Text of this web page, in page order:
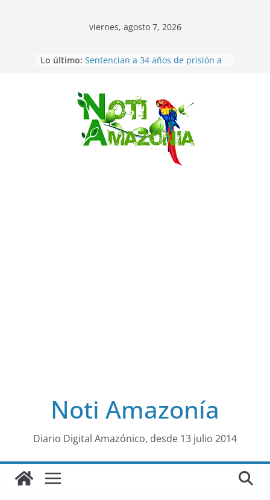
Saltar
al
viernes, agosto 7, 2026
Lo último:
Ecuador: dos jóvenes de 22 años
desaparecidos fueron encontrados
implicados en caso de Alison,
oriunda de Tena
Vozinha, el arquero sensación de
cabo Verde, ya llegó para
incorporarse a Colo Colo de Chile
Pastaza: la parroquia Diez de
Noti Amazonía
Diario Digital Amazónico, desde 13 julio 2014